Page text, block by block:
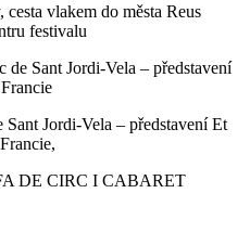
vlakem do města Reus
festivalu
Sant Jordi-Vela – představení
Sant Jordi-Vela – představení Et
DE CIRC I CABARET